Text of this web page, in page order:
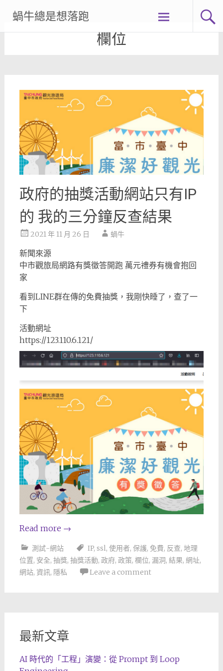
content
蝸牛總是想落跑
欄位
政府的抽獎活動網站只有IP
的 我的三分鐘反查結果
2021 年 11 月 26 日 蝸牛
新聞來源
中市觀旅局網路有獎徵答開跑 萬元禮券有機會抱回
家
看到LINE群在傳的免費抽獎，我剛快睡了，查了一
下
活動網址
https://123.110.6.121/
Read more →
測試-網站 IP, ssl, 使用者, 保護, 免費, 反查, 地理
位置, 安全, 抽獎, 抽獎活動, 政府, 政策, 欄位, 漏洞, 結果, 網址,
網站, 資訊, 隱私 Leave a comment
最新文章
AI 時代的「工程」演變：從 Prompt 到 Loop